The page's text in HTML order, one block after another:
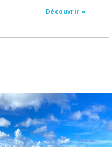
Découvrir »